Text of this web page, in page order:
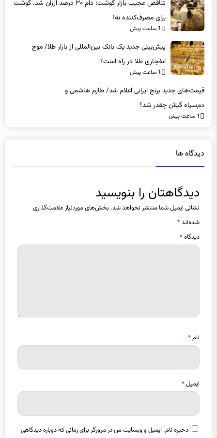
برای مصرف‌کننده نه!
1 ساعت پیش
پیش‌بینی جدید یک بانک بین‌المللی از بازار طلا/ موج
انفجاری طلا در راه است؟
1 ساعت پیش
قیمت‌های جدید برنج ایرانی اعلام شد/ طارم هاشمی و
دم‌سیاه گیلان چقدر شد؟
نشانی ایمیل شما منتشر نخواهد شد.بخش‌های موردنیاز علامت‌گذاری
شده‌اند*
دیدگاه*
ایمیل*
ذخیره نام، ایمیل و وبسایت من در مرورگر برای زمانی که دوباره دیدگاهی
می‌نویسم.